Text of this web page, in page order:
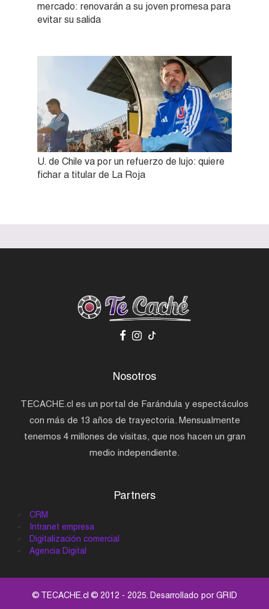
mercado: renovarán a su joven promesa para
evitar su salida
U. de Chile va por un refuerzo de lujo: quiere
fichar a titular de La Roja
Nosotros
TECACHE.cl es un portal de Farándula y espectáculos
con más de 13 años de trayectoria. Mensualmente
tenemos 4 millones de visitas, que nos hacen un gran
medio independiente.
Partners
CRM
Intranet empresa
Digitalización comercial
Agencia Digital
© TECACHE.cl © 2012 - 2025. Desarrollado porGRID